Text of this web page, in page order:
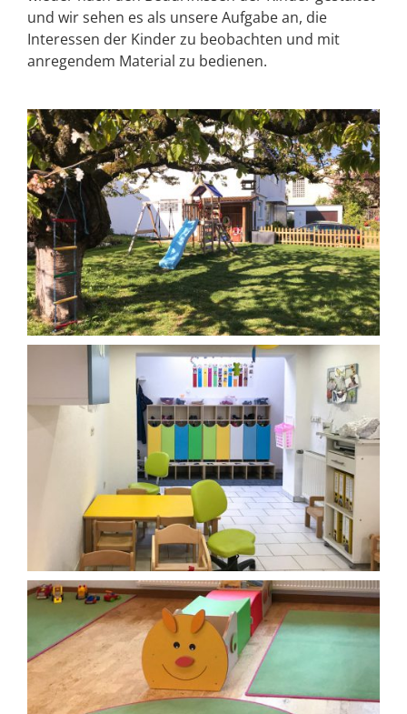
und wir sehen es als unsere Aufgabe an, die
Interessen der Kinder zu beobachten und mit
anregendem Material zu bedienen.